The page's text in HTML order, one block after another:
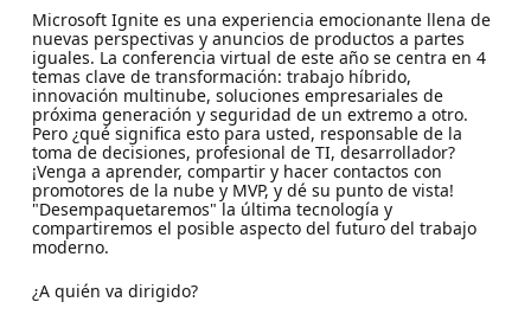
Microsoft Ignite es una experiencia emocionante llena de
nuevas perspectivas y anuncios de productos a partes
iguales. La conferencia virtual de este año se centra en 4
temas clave de transformación: trabajo híbrido,
innovación multinube, soluciones empresariales de
próxima generación y seguridad de un extremo a otro.
Pero ¿qué significa esto para usted, responsable de la
toma de decisiones, profesional de TI, desarrollador?
¡Venga a aprender, compartir y hacer contactos con
promotores de la nube y MVP, y dé su punto de vista!
"Desempaquetaremos" la última tecnología y
compartiremos el posible aspecto del futuro del trabajo
moderno.
¿A quién va dirigido?